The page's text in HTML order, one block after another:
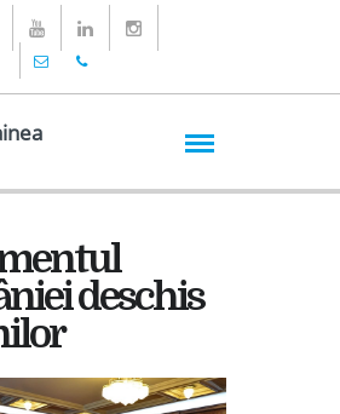
deschis